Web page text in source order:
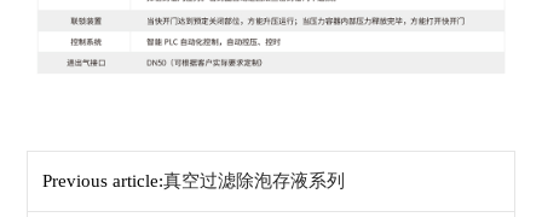
Previous article:真空过滤除泡存液系列